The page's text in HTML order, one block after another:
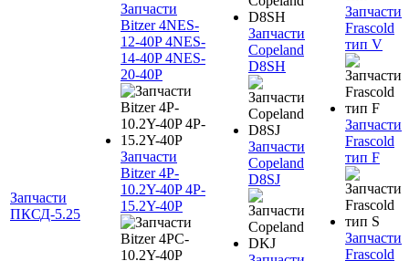
Запчасти
ПКСД-5.25
Запчасти
Bitzer 4NES-
12-40P 4NES-
14-40P 4NES-
20-40P
Запчасти
Bitzer 4P-
10.2Y-40P 4P-
15.2Y-40P
Запчасти
Copeland
D8SH
Запчасти
Copeland
D8SJ
Запчасти
Frascold
тип V
Запчасти
Frascold
тип F
Запчасти
Frascold